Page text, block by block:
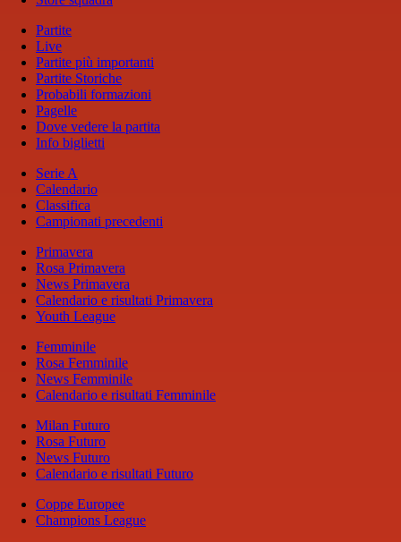
Partite
Live
Partite più importanti
Partite Storiche
Probabili formazioni
Pagelle
Dove vedere la partita
Info biglietti
Serie A
Calendario
Classifica
Campionati precedenti
Primavera
Rosa Primavera
News Primavera
Calendario e risultati Primavera
Youth League
Femminile
Rosa Femminile
News Femminile
Calendario e risultati Femminile
Milan Futuro
Rosa Futuro
News Futuro
Calendario e risultati Futuro
Coppe Europee
Champions League